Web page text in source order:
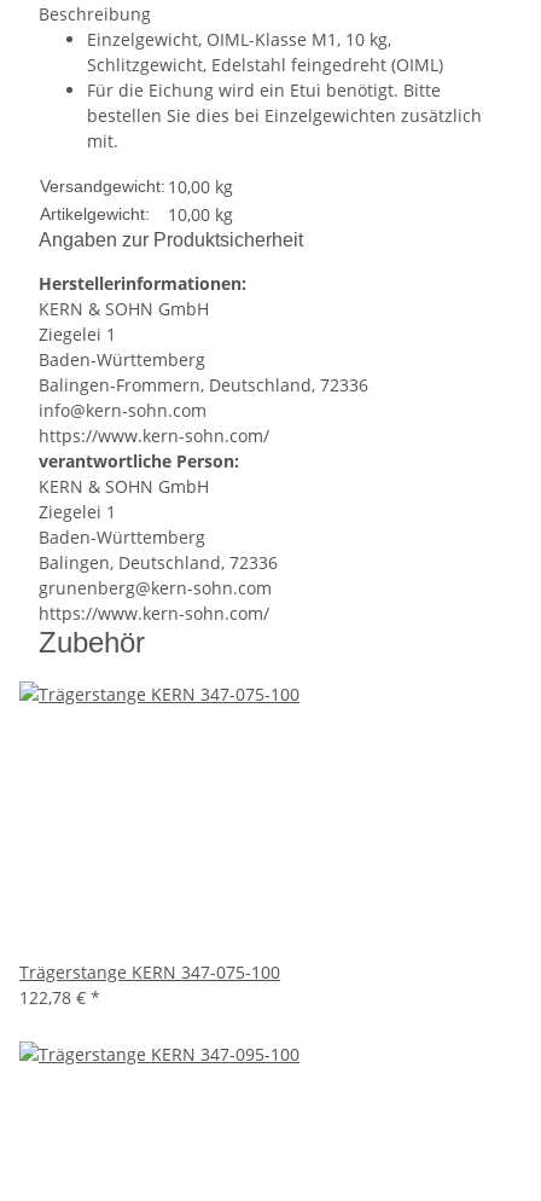
Beschreibung
Einzelgewicht, OIML-Klasse M1, 10 kg,
Schlitzgewicht, Edelstahl feingedreht (OIML)
Für die Eichung wird ein Etui benötigt. Bitte
bestellen Sie dies bei Einzelgewichten zusätzlich
mit.
Versandgewicht: 10,00 kg
Artikelgewicht: 10,00 kg
Angaben zur Produktsicherheit
Herstellerinformationen:
KERN & SOHN GmbH
Ziegelei 1
Baden-Württemberg
Balingen-Frommern, Deutschland, 72336
info@kern-sohn.com
https://www.kern-sohn.com/
verantwortliche Person:
KERN & SOHN GmbH
Ziegelei 1
Baden-Württemberg
Balingen, Deutschland, 72336
grunenberg@kern-sohn.com
https://www.kern-sohn.com/
Zubehör
Trägerstange KERN 347-075-100
122,78 € *